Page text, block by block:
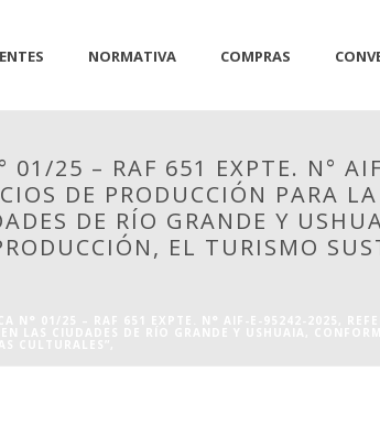
ENTES NORMATIVA COMPRAS
01/25 – RAF 651 EXPTE. N°
DE PRODUCCIÓN PARA
DE RÍO GRANDE Y
EL TURISMO